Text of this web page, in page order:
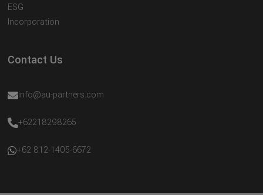
ESG
Incorporation
Contact Us
info@au-partners.com
+62218298265
+62 812-1405-6672